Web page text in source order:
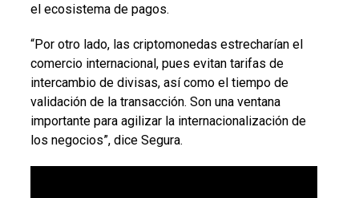
el ecosistema de pagos.
“Por otro lado, las criptomonedas estrecharían el
comercio internacional, pues evitan tarifas de
intercambio de divisas, así como el tiempo de
validación de la transacción. Son una ventana
importante para agilizar la internacionalización de
los negocios”, dice Segura.